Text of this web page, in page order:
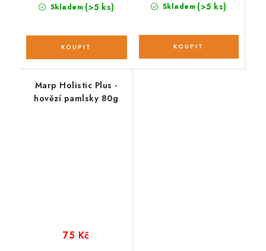
Skladem (>5 ks) Skladem (>5 ks)
Marp Holistic Plus -
hovězí pamlsky 80g
75 Kč